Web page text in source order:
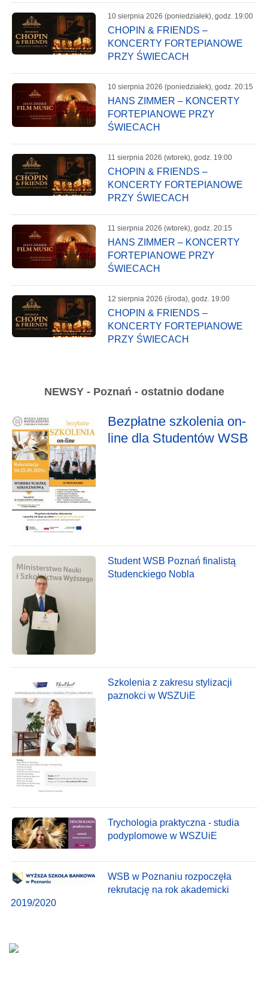
10 sierpnia 2026 (poniedziałek), godz. 19:00
CHOPIN & FRIENDS –
KONCERTY FORTEPIANOWE
PRZY ŚWIECACH
10 sierpnia 2026 (poniedziałek), godz. 20:15
HANS ZIMMER – KONCERTY
FORTEPIANOWE PRZY
ŚWIECACH
11 sierpnia 2026 (wtorek), godz. 19:00
CHOPIN & FRIENDS –
KONCERTY FORTEPIANOWE
PRZY ŚWIECACH
11 sierpnia 2026 (wtorek), godz. 20:15
HANS ZIMMER – KONCERTY
FORTEPIANOWE PRZY
ŚWIECACH
12 sierpnia 2026 (środa), godz. 19:00
CHOPIN & FRIENDS –
KONCERTY FORTEPIANOWE
PRZY ŚWIECACH
NEWSY - Poznań - ostatnio dodane
Bezpłatne szkolenia on-
line dla Studentów WSB
Student WSB Poznań finalistą
Studenckiego Nobla
Szkolenia z zakresu stylizacji
paznokci w WSZUiE
Trychologia praktyczna - studia
podyplomowe w WSZUiE
WSB w Poznaniu rozpoczęła
rekrutację na rok akademicki
2019/2020